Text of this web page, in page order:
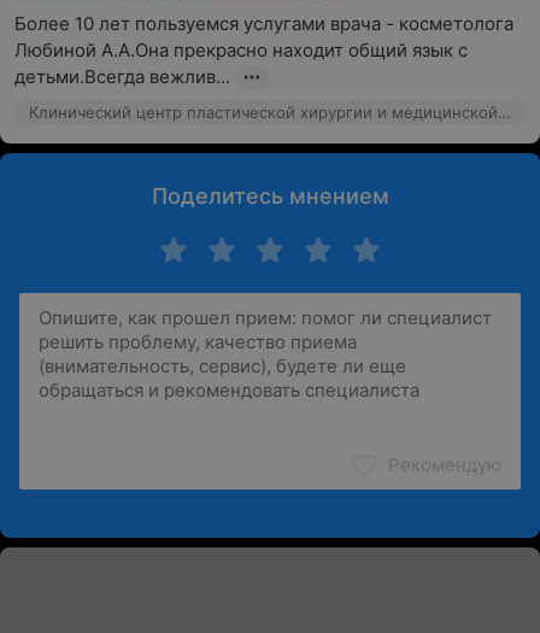
Более 10 лет пользуемся услугами врача - косметолога
Любиной А.А.Она прекрасно находит общий язык с
детьми.Всегда вежлив...
Клинический центр пластической хирургии и медицинской косметологии, ул. Маяковского, 31
Поделитесь мнением
Рекомендую